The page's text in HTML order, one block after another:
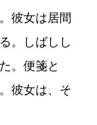
彼女は居間
。しばしし
。便箋と
彼女は、そ